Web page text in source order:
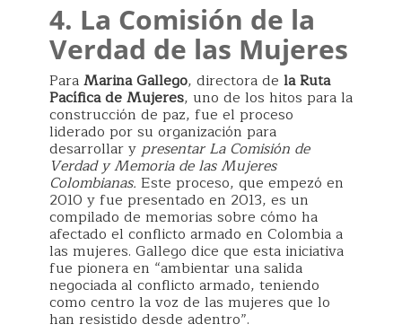
4. La Comisión de la
Verdad de las Mujeres
ParaMarina Gallego, directora de la Ruta
Pacífica de Mujeres, uno de los hitos para la
construcción de paz, fue el proceso
liderado por su organización para
desarrollar y presentar La Comisión de
Verdad y Memoria de las Mujeres
Colombianas. Este proceso, que empezó en
2010 y fue presentado en 2013, es un
compilado de memorias sobre cómo ha
afectado el conflicto armado en Colombia a
las mujeres. Gallego dice que esta iniciativa
fue pionera en “ambientar una salida
negociada al conflicto armado, teniendo
como centro la voz de las mujeres que lo
han resistido desde adentro”.